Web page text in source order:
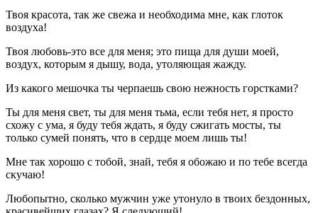
Твоя красота, так же свежа и необходима мне, как глоток
воздуха!
Твоя любовь-это все для меня; это пища для души моей,
воздух, которым я дышу, вода, утоляющая жажду.
Из какого мешочка ты черпаешь свою нежность горстками?
Ты для меня свет, ты для меня тьма, если тебя нет, я просто
схожу с ума, я буду тебя ждать, я буду сжигать мосты, ты
только сумей понять, что в сердце моем лишь ты!
Мне так хорошо с тобой, знай, тебя я обожаю и по тебе всегда
скучаю!
Любопытно, сколько мужчин уже утонуло в твоих бездонных,